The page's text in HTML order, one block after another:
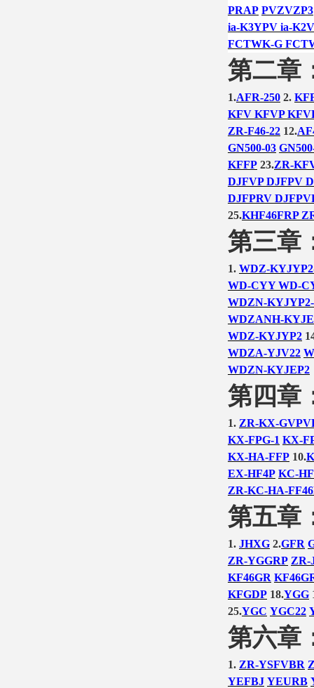
PRAP PVZVZP3
ia-K3YPV ia-
FCTWK-G
第二章
1.AFR-250 2.
KFV KFVP
ZR-F46-22 12.
GN500-03
KFFP 23.ZR-
DJFVP DJFPV
DJFPRV
25.KHF46FRP
第三章
1. WDZ-
WD-CYY WD-
WDZN-
WDZANH-
WDZ-KYJYP2
WDZA-YJV22
WDZN-KYJEP2
第四章
1. ZR-KX-
KX-FPG-1 KX-
KX-HA-FFP 10.
EX-HF4P KC-
ZR-KC-HA-
第五章
1. JHXG 2.GFR
ZR-YGGRP ZR-
KF46GR
KFGDP 18.YGG
25.YGC YGC22
第六章
1. ZR-YSFVBR
YEFBJ YEURB